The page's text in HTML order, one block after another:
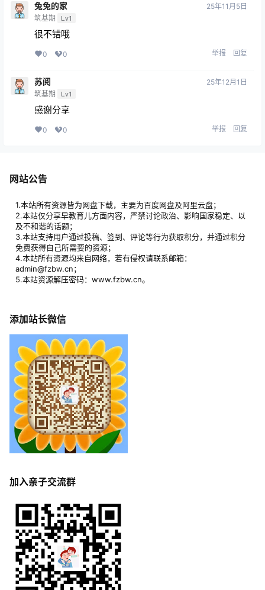
兔兔的家
筑基期 Lv1
25年11月5日
很不错哦
0 0 举报 回复
苏阅
筑基期 Lv1
25年12月1日
感谢分享
0 0 举报 回复
网站公告
1.本站所有资源皆为网盘下载，主要为百度网盘及阿里云盘；
2.本站仅分享早教育儿方面内容，严禁讨论政治、影响国家稳定、以
及不和谐的话题；
3.本站支持用户通过投稿、签到、评论等行为获取积分，并通过积分
免费获得自己所需要的资源；
4.本站所有资源均来自网络，若有侵权请联系邮箱：
admin@fzbw.cn；
5.本站资源解压密码：www.fzbw.cn。
添加站长微信
加入亲子交流群